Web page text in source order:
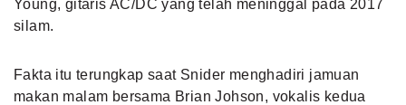
Young, gitaris AC/DC yang telah meninggal pada 2017
silam.
Fakta itu terungkap saat Snider menghadiri jamuan
makan malam bersama Brian Johson, vokalis kedua